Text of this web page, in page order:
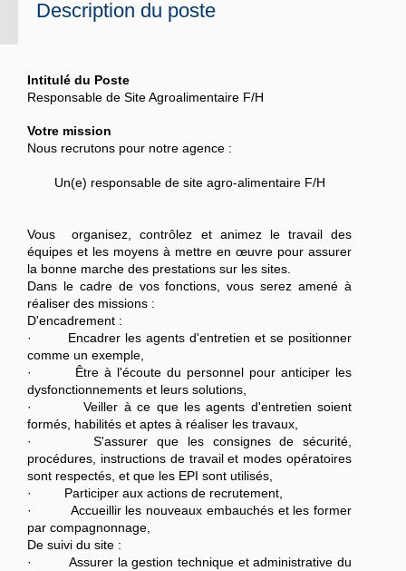
Description du poste
Intitulé du Poste
Responsable de Site Agroalimentaire F/H
Votre mission
Nous recrutons pour notre agence :
Un(e) responsable de site agro-alimentaire F/H
Vous organisez, contrôlez et animez le travail des
équipes et les moyens à mettre en œuvre pour assurer
la bonne marche des prestations sur les sites.
Dans le cadre de vos fonctions, vous serez amené à
réaliser des missions :
D'encadrement :
· Encadrer les agents d'entretien et se positionner
comme un exemple,
· Être à l'écoute du personnel pour anticiper les
dysfonctionnements et leurs solutions,
· Veiller à ce que les agents d'entretien soient
formés, habilités et aptes à réaliser les travaux,
· S'assurer que les consignes de sécurité,
procédures, instructions de travail et modes opératoires
sont respectés, et que les EPI sont utilisés,
· Participer aux actions de recrutement,
· Accueillir les nouveaux embauchés et les former
par compagnonnage,
De suivi du site :
· Assurer la gestion technique et administrative du